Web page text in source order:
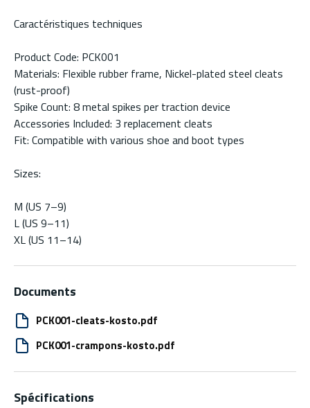
Caractéristiques techniques
Product Code: PCK001
Materials: Flexible rubber frame, Nickel-plated steel cleats
(rust-proof)
Spike Count: 8 metal spikes per traction device
Accessories Included: 3 replacement cleats
Fit: Compatible with various shoe and boot types
Sizes:
M (US 7–9)
L (US 9–11)
XL (US 11–14)
Documents
PCK001-cleats-kosto.pdf
PCK001-crampons-kosto.pdf
Spécifications